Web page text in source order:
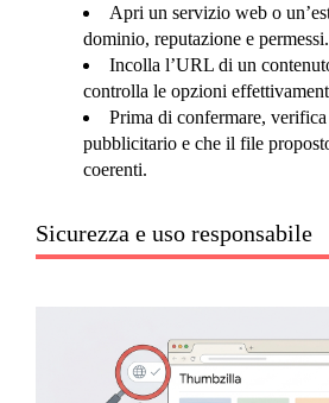
Apri un servizio web o
dominio, reputazione e permessi.
Incolla l’URL di un
controlla le opzioni
Prima di confermare,
pubblicitario e che il file
coerenti.
Sicurezza e uso responsabile